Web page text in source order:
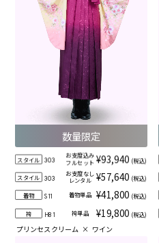
数量限定
スタイル 303
お支度込み
フルセット ¥93,940 (税込)
スタイル 303
お支度なし
レンタル
¥57,640 (税込)
着物 S11 着物単品 ¥41,800 (税込)
袴 H81 袴単品 ¥19,800 (税込)
プリンセスクリーム × ワイン